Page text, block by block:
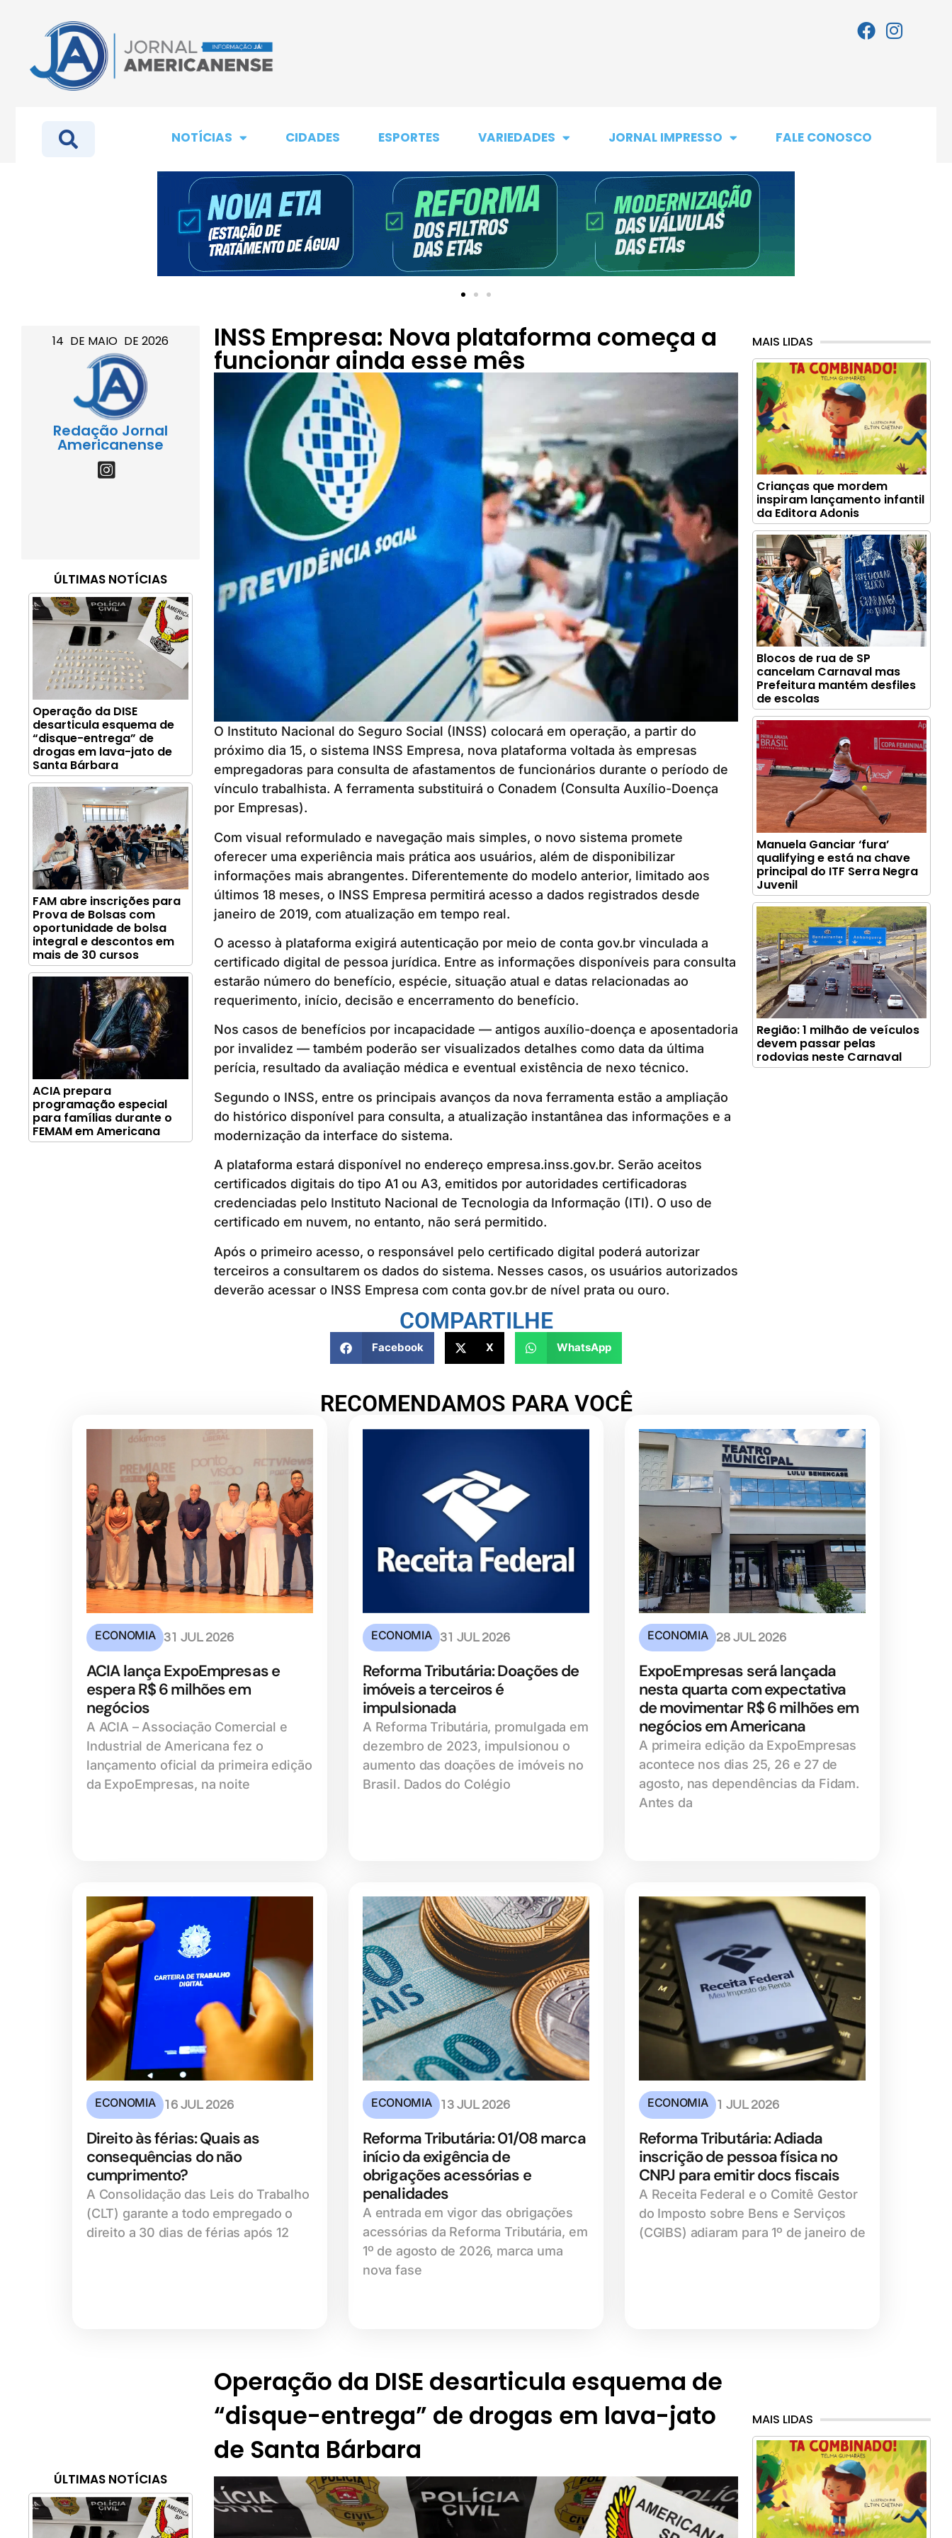
NOTÍCIAS CIDADES ESPORTES VARIEDADES JORNAL IMPRESSO FALE CONOSCO
14 DE MAIO DE 2026
Redação Jornal
Americanense
ÚLTIMAS NOTÍCIAS
Operação da DISE
desarticula esquema de
“disque-entrega” de
drogas em lava-jato de
Santa Bárbara
FAM abre inscrições para
Prova de Bolsas com
oportunidade de bolsa
integral e descontos em
mais de 30 cursos
ACIA prepara
programação especial
para famílias durante o
FEMAM em Americana
INSS Empresa: Nova plataforma começa a
funcionar ainda esse mês
O Instituto Nacional do Seguro Social (INSS) colocará em operação, a partir do
próximo dia 15, o sistema INSS Empresa, nova plataforma voltada às empresas
empregadoras para consulta de afastamentos de funcionários durante o período de
vínculo trabalhista. A ferramenta substituirá o Conadem (Consulta Auxílio-Doença
por Empresas).
Com visual reformulado e navegação mais simples, o novo sistema promete
oferecer uma experiência mais prática aos usuários, além de disponibilizar
informações mais abrangentes. Diferentemente do modelo anterior, limitado aos
últimos 18 meses, o INSS Empresa permitirá acesso a dados registrados desde
janeiro de 2019, com atualização em tempo real.
O acesso à plataforma exigirá autenticação por meio de conta gov.br vinculada a
certificado digital de pessoa jurídica. Entre as informações disponíveis para consulta
estarão número do benefício, espécie, situação atual e datas relacionadas ao
requerimento, início, decisão e encerramento do benefício.
Nos casos de benefícios por incapacidade — antigos auxílio-doença e aposentadoria
por invalidez — também poderão ser visualizados detalhes como data da última
perícia, resultado da avaliação médica e eventual existência de nexo técnico.
Segundo o INSS, entre os principais avanços da nova ferramenta estão a ampliação
do histórico disponível para consulta, a atualização instantânea das informações e a
modernização da interface do sistema.
A plataforma estará disponível no endereço empresa.inss.gov.br. Serão aceitos
certificados digitais do tipo A1 ou A3, emitidos por autoridades certificadoras
credenciadas pelo Instituto Nacional de Tecnologia da Informação (ITI). O uso de
certificado em nuvem, no entanto, não será permitido.
Após o primeiro acesso, o responsável pelo certificado digital poderá autorizar
terceiros a consultarem os dados do sistema. Nesses casos, os usuários autorizados
deverão acessar o INSS Empresa com conta gov.br de nível prata ou ouro.
COMPARTILHE
Facebook X WhatsApp
MAIS LIDAS
Crianças que mordem
inspiram lançamento infantil
da Editora Adonis
Blocos de rua de SP
cancelam Carnaval mas
Prefeitura mantém desfiles
de escolas
Manuela Ganciar ‘fura’
qualifying e está na chave
principal do ITF Serra Negra
Juvenil
Região: 1 milhão de veículos
devem passar pelas
rodovias neste Carnaval
RECOMENDAMOS PARA VOCÊ
ECONOMIA 31 JUL 2026
ACIA lança ExpoEmpresas e
espera R$ 6 milhões em
negócios
A ACIA – Associação Comercial e
Industrial de Americana fez o
lançamento oficial da primeira edição
da ExpoEmpresas, na noite
ECONOMIA 31 JUL 2026
Reforma Tributária: Doações de
imóveis a terceiros é
impulsionada
A Reforma Tributária, promulgada em
dezembro de 2023, impulsionou o
aumento das doações de imóveis no
Brasil. Dados do Colégio
ECONOMIA 28 JUL 2026
ExpoEmpresas será lançada
nesta quarta com expectativa
de movimentar R$ 6 milhões em
negócios em Americana
A primeira edição da ExpoEmpresas
acontece nos dias 25, 26 e 27 de
agosto, nas dependências da Fidam.
Antes da
ECONOMIA 16 JUL 2026
Direito às férias: Quais as
consequências do não
cumprimento?
A Consolidação das Leis do Trabalho
(CLT) garante a todo empregado o
direito a 30 dias de férias após 12
ECONOMIA 13 JUL 2026
Reforma Tributária: 01/08 marca
início da exigência de
obrigações acessórias e
penalidades
A entrada em vigor das obrigações
acessórias da Reforma Tributária, em
1º de agosto de 2026, marca uma
nova fase
ECONOMIA 1 JUL 2026
Reforma Tributária: Adiada
inscrição de pessoa física no
CNPJ para emitir docs fiscais
A Receita Federal e o Comitê Gestor
do Imposto sobre Bens e Serviços
(CGIBS) adiaram para 1º de janeiro de
ÚLTIMAS NOTÍCIAS
Operação da DISE desarticula esquema de
“disque-entrega” de drogas em lava-jato
de Santa Bárbara
MAIS LIDAS